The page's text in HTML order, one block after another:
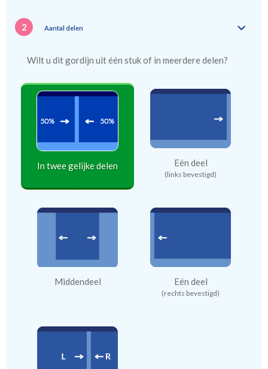
2 Aantal delen
Wilt u dit gordijn uit één stuk of in meerdere delen?
In twee gelijke delen Eén deel
(links bevestigd)
Middendeel Eén deel
(rechts bevestigd)